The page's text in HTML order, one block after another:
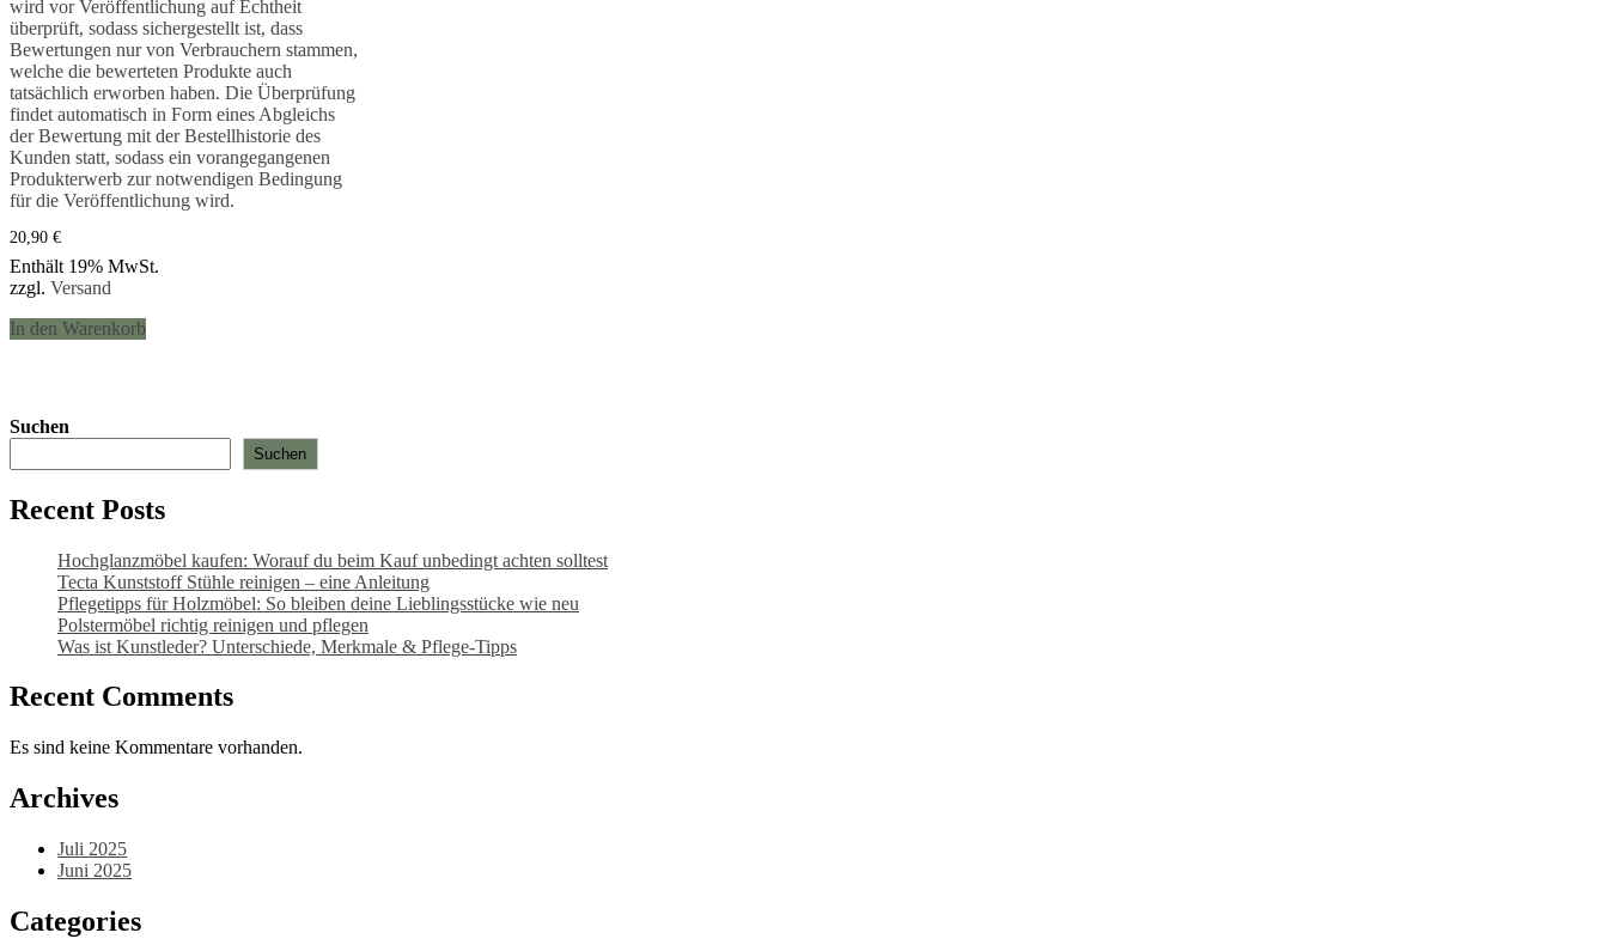
wird vor Veröffentlichung auf Echtheit
überprüft, sodass sichergestellt ist, dass
Bewertungen nur von Verbrauchern stammen,
welche die bewerteten Produkte auch
tatsächlich erworben haben. Die Überprüfung
findet automatisch in Form eines Abgleichs
der Bewertung mit der Bestellhistorie des
Kunden statt, sodass ein vorangegangenen
Produkterwerb zur notwendigen Bedingung
für die Veröffentlichung wird.
20,90 €
Enthält 19% MwSt.
zzgl. Versand
In den Warenkorb
Suchen
Suchen
Recent Posts
Hochglanzmöbel kaufen: Worauf du beim Kauf unbedingt achten solltest
Tecta Kunststoff Stühle reinigen – eine Anleitung
Pflegetipps für Holzmöbel: So bleiben deine Lieblingsstücke wie neu​
Polstermöbel richtig reinigen und pflegen
Was ist Kunstleder? Unterschiede, Merkmale & Pflege-Tipps
Recent Comments
Es sind keine Kommentare vorhanden.
Archives
Juli 2025
Juni 2025
Categories